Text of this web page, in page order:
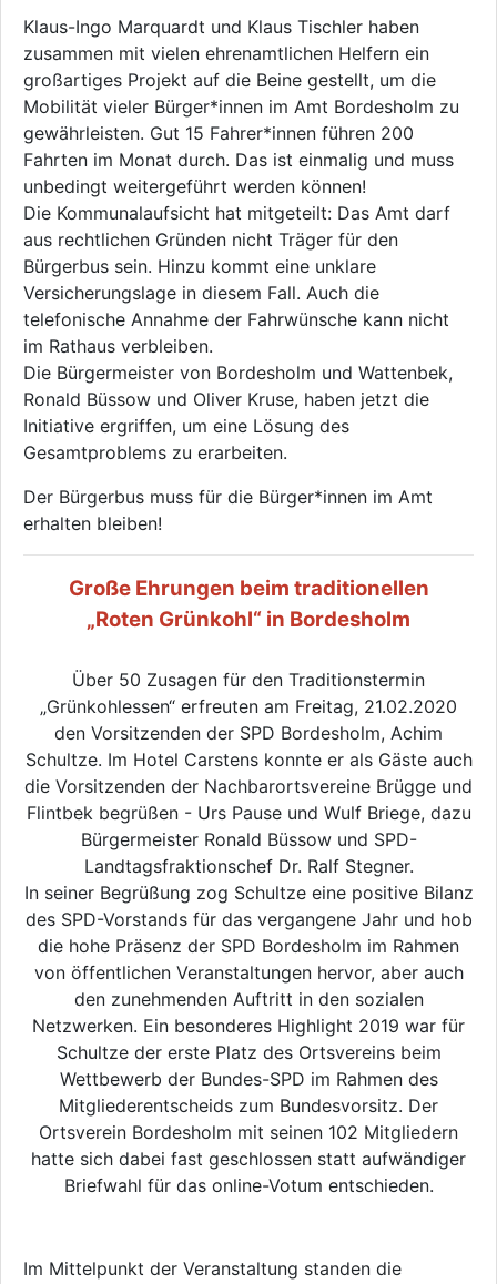
Klaus-Ingo Marquardt und Klaus Tischler haben
zusammen mit vielen ehrenamtlichen Helfern ein
großartiges Projekt auf die Beine gestellt, um die
Mobilität vieler Bürger*innen im Amt Bordesholm zu
gewährleisten. Gut 15 Fahrer*innen führen 200
Fahrten im Monat durch. Das ist einmalig und muss
unbedingt weitergeführt werden können!
Die Kommunalaufsicht hat mitgeteilt: Das Amt darf
aus rechtlichen Gründen nicht Träger für den
Bürgerbus sein. Hinzu kommt eine unklare
Versicherungslage in diesem Fall. Auch die
telefonische Annahme der Fahrwünsche kann nicht
im Rathaus verbleiben.
Die Bürgermeister von Bordesholm und Wattenbek,
Ronald Büssow und Oliver Kruse, haben jetzt die
Initiative ergriffen, um eine Lösung des
Gesamtproblems zu erarbeiten.
Der Bürgerbus muss für die Bürger*innen im Amt
erhalten bleiben!
Große Ehrungen beim traditionellen
„Roten Grünkohl“ in Bordesholm
Über 50 Zusagen für den Traditionstermin
„Grünkohlessen“ erfreuten am Freitag, 21.02.2020
den Vorsitzenden der SPD Bordesholm, Achim
Schultze. Im Hotel Carstens konnte er als Gäste auch
die Vorsitzenden der Nachbarortsvereine Brügge und
Flintbek begrüßen - Urs Pause und Wulf Briege, dazu
Bürgermeister Ronald Büssow und SPD-
Landtagsfraktionschef Dr. Ralf Stegner.
In seiner Begrüßung zog Schultze eine positive Bilanz
des SPD-Vorstands für das vergangene Jahr und hob
die hohe Präsenz der SPD Bordesholm im Rahmen
von öffentlichen Veranstaltungen hervor, aber auch
den zunehmenden Auftritt in den sozialen
Netzwerken. Ein besonderes Highlight 2019 war für
Schultze der erste Platz des Ortsvereins beim
Wettbewerb der Bundes-SPD im Rahmen des
Mitgliederentscheids zum Bundesvorsitz. Der
Ortsverein Bordesholm mit seinen 102 Mitgliedern
hatte sich dabei fast geschlossen statt aufwändiger
Briefwahl für das online-Votum entschieden.
Im Mittelpunkt der Veranstaltung standen die